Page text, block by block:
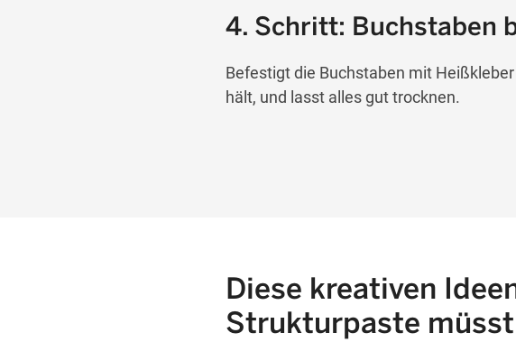
4. Schritt: Buchstaben
Befestigt die Buchstaben mit
hält, und lasst alles gut trocknen.
Diese kreativen
Strukturpaste